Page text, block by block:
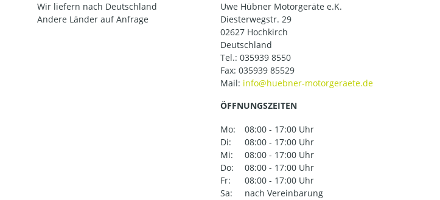
Wir liefern nach Deutschland
Andere Länder auf Anfrage
Uwe Hübner Motorgeräte e.K.
Diesterwegstr. 29
02627 Hochkirch
Deutschland
Tel.: 035939 8550
Fax: 035939 85529
Mail:
ÖFFNUNGSZEITEN
Mo:
08:00 - 17:00 Uhr
Di:
08:00 - 17:00 Uhr
Mi:
08:00 - 17:00 Uhr
Do:
08:00 - 17:00 Uhr
Fr:
08:00 - 17:00 Uhr
Sa:
nach Vereinbarung